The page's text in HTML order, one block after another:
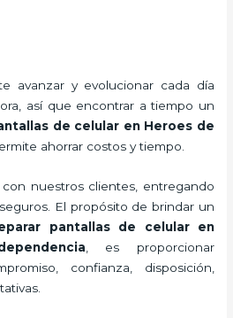
avanzar y evolucionar cada día
así que encontrar a tiempo un
de celular en Heroes de
ahorrar costos y tiempo.
nuestros clientes, entregando
El propósito de brindar un
pantallas de celularen
, es proporcionar
confianza, disposición,